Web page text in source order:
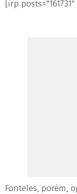
[irp posts="161731" ]
Fonteles, porém,